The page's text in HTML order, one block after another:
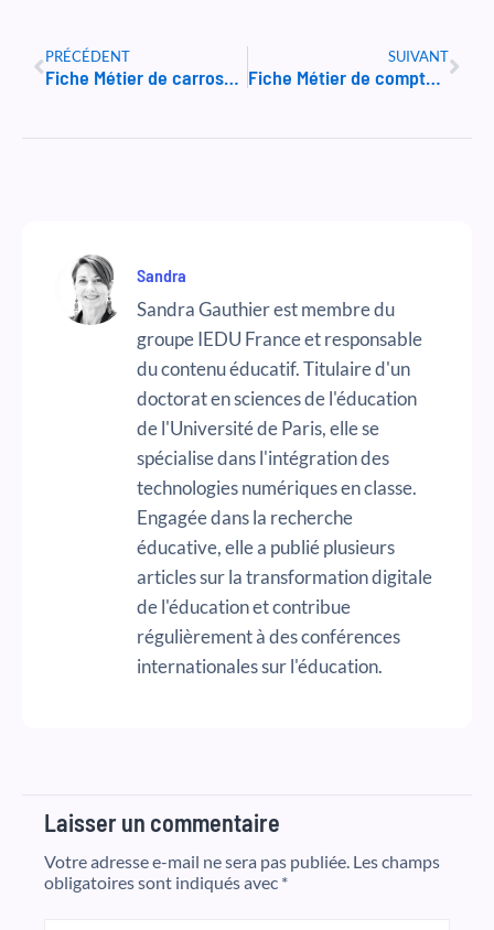
Précédent
PRÉCÉDENT
Fiche Métier de carrossier
SUIVANT
Fiche Métier de comptable
Sandra
Sandra Gauthier est membre du
groupe IEDU France et responsable
du contenu éducatif. Titulaire d'un
doctorat en sciences de l'éducation
de l'Université de Paris, elle se
spécialise dans l'intégration des
technologies numériques en classe.
Engagée dans la recherche
éducative, elle a publié plusieurs
articles sur la transformation digitale
de l'éducation et contribue
régulièrement à des conférences
internationales sur l'éducation.
Laisser un commentaire
Votre adresse e-mail ne sera pas publiée. Les champs
obligatoires sont indiqués avec *